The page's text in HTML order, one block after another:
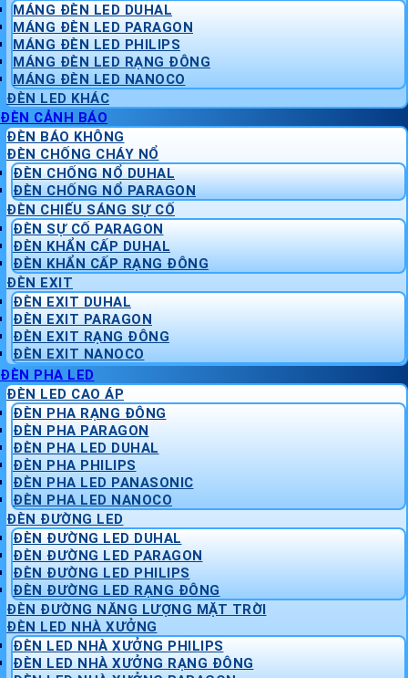
MÁNG ĐÈN LED DUHAL
MÁNG ĐÈN LED PARAGON
MÁNG ĐÈN LED PHILIPS
MÁNG ĐÈN LED RẠNG ĐÔNG
MÁNG ĐÈN LED NANOCO
ĐÈN LED KHÁC
ĐÈN CẢNH BÁO
ĐÈN BÁO KHÔNG
ĐÈN CHỐNG CHÁY NỔ
ĐÈN CHỐNG NỔ DUHAL
ĐÈN CHỐNG NỔ PARAGON
ĐÈN CHIẾU SÁNG SỰ CỐ
ĐÈN SỰ CỐ PARAGON
ĐÈN KHẨN CẤP DUHAL
ĐÈN KHẨN CẤP RẠNG ĐÔNG
ĐÈN EXIT
ĐÈN EXIT DUHAL
ĐÈN EXIT PARAGON
ĐÈN EXIT RẠNG ĐÔNG
ĐÈN EXIT NANOCO
ĐÈN PHA LED
ĐÈN LED CAO ÁP
ĐÈN PHA RẠNG ĐÔNG
ĐÈN PHA PARAGON
ĐÈN PHA LED DUHAL
ĐÈN PHA PHILIPS
ĐÈN PHA LED PANASONIC
ĐÈN PHA LED NANOCO
ĐÈN ĐƯỜNG LED
ĐÈN ĐƯỜNG LED DUHAL
ĐÈN ĐƯỜNG LED PARAGON
ĐÈN ĐƯỜNG LED PHILIPS
ĐÈN ĐƯỜNG LED RẠNG ĐÔNG
ĐÈN ĐƯỜNG NĂNG LƯỢNG MẶT TRỜI
ĐÈN LED NHÀ XƯỞNG
ĐÈN LED NHÀ XƯỞNG PHILIPS
ĐÈN LED NHÀ XƯỞNG RẠNG ĐÔNG